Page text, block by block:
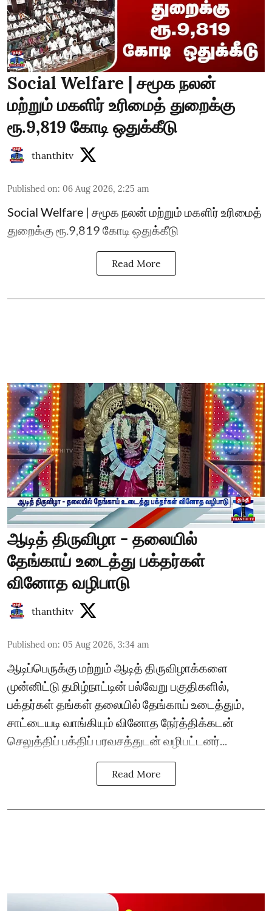
Social Welfare | சமூக நலன்
மற்றும் மகளிர் உரிமைத் துறைக்கு
ரூ.9,819 கோடி ஒதுக்கீடு
thanthitv
Published on: 06 Aug 2026, 2:25 am
Social Welfare | சமூக நலன் மற்றும் மகளிர் உரிமைத்
துறைக்கு ரூ.9,819 கோடி ஒதுக்கீடு
Read More
ஆடித் திருவிழா - தலையில்
தேங்காய் உடைத்து பக்தர்கள்
வினோத வழிபாடு
thanthitv
Published on: 05 Aug 2026, 3:34 am
ஆடிப்பெருக்கு மற்றும் ஆடித் திருவிழாக்களை
முன்னிட்டு தமிழ்நாட்டின் பல்வேறு பகுதிகளில்,
பக்தர்கள் தங்கள் தலையில் தேங்காய் உடைத்தும்,
சாட்டையடி வாங்கியும் வினோத நேர்த்திக்கடன்
செலுத்திப் பக்திப் பரவசத்துடன் வழிபட்டனர்...
Read More